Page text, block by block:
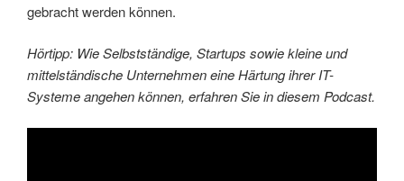
gebracht werden können.
Hörtipp: Wie Selbstständige, Startups sowie kleine und
mittelständische Unternehmen eine Härtung ihrer IT-
Systeme angehen können, erfahren Sie in diesem Podcast.